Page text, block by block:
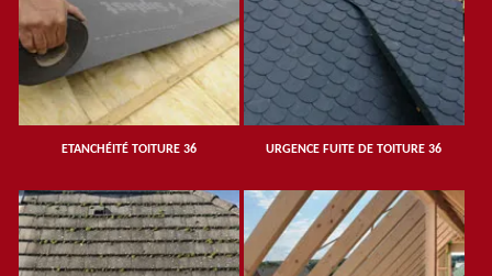
ETANCHÉITÉ TOITURE 36 URGENCE FUITE DE TOITURE 36